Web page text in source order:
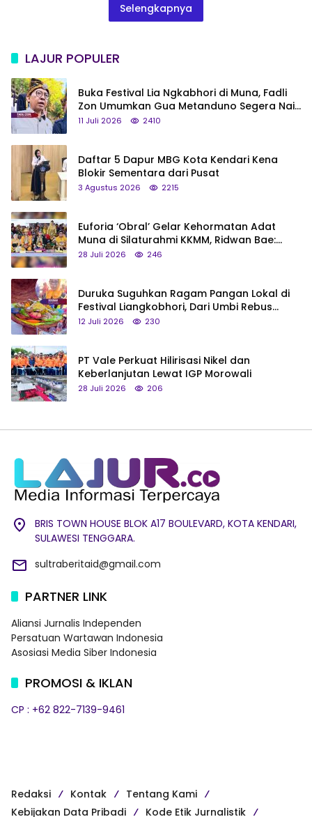
Selengkapnya
LAJUR POPULER
Buka Festival Lia Ngkabhori di Muna, Fadli
Zon Umumkan Gua Metanduno Segera Naik
Status Jadi Cagar Budaya Nasional
11 Juli 2026 2410
Daftar 5 Dapur MBG Kota Kendari Kena
Blokir Sementara dari Pusat
3 Agustus 2026 2215
Euforia ‘Obral’ Gelar Kehormatan Adat
Muna di Silaturahmi KKMM, Ridwan Bae:
Saya Bukan Tipe Begitu, Belum Pantas!
28 Juli 2026 246
Duruka Suguhkan Ragam Pangan Lokal di
Festival Liangkobhori, Dari Umbi Rebus
hingga Tumpeng Beras Muna
12 Juli 2026 230
PT Vale Perkuat Hilirisasi Nikel dan
Keberlanjutan Lewat IGP Morowali
28 Juli 2026 206
BRIS TOWN HOUSE BLOK A17 BOULEVARD, KOTA KENDARI,
SULAWESI TENGGARA.
sultraberitaid@gmail.com
PARTNER LINK
Aliansi Jurnalis Independen
Persatuan Wartawan Indonesia
Asosiasi Media Siber Indonesia
PROMOSI & IKLAN
CP : +62 822-7139-9461
Redaksi Kontak
Tentang Kami
Kebijakan Data Pribadi
Kode Etik Jurnalistik